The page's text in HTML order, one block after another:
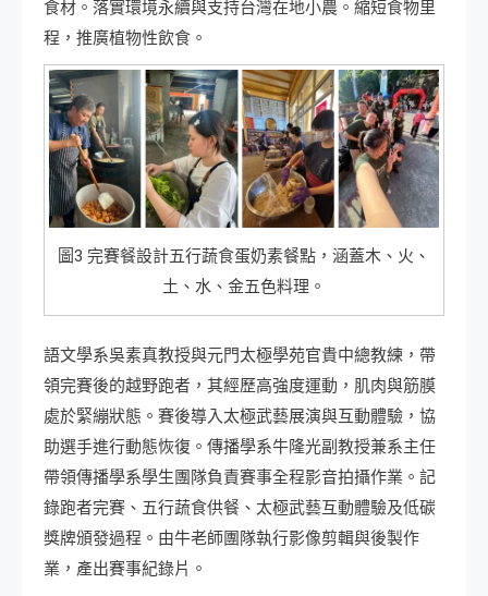
食材。落實環境永續與支持台灣在地小農。縮短食物里
程，推廣植物性飲食。
圖3 完賽餐設計五行蔬食蛋奶素餐點，涵蓋木、火、
土、水、金五色料理。
語文學系吳素真教授與元門太極學苑官貴中總教練，帶
領完賽後的越野跑者，其經歷高強度運動，肌肉與筋膜
處於緊繃狀態。賽後導入太極武藝展演與互動體驗，協
助選手進行動態恢復。傳播學系牛隆光副教授兼系主任
帶領傳播學系學生團隊負責賽事全程影音拍攝作業。記
錄跑者完賽、五行蔬食供餐、太極武藝互動體驗及低碳
獎牌頒發過程。由牛老師團隊執行影像剪輯與後製作
業，產出賽事紀錄片。